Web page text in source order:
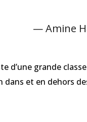
— Amine
d’une grande
dans et en dehors